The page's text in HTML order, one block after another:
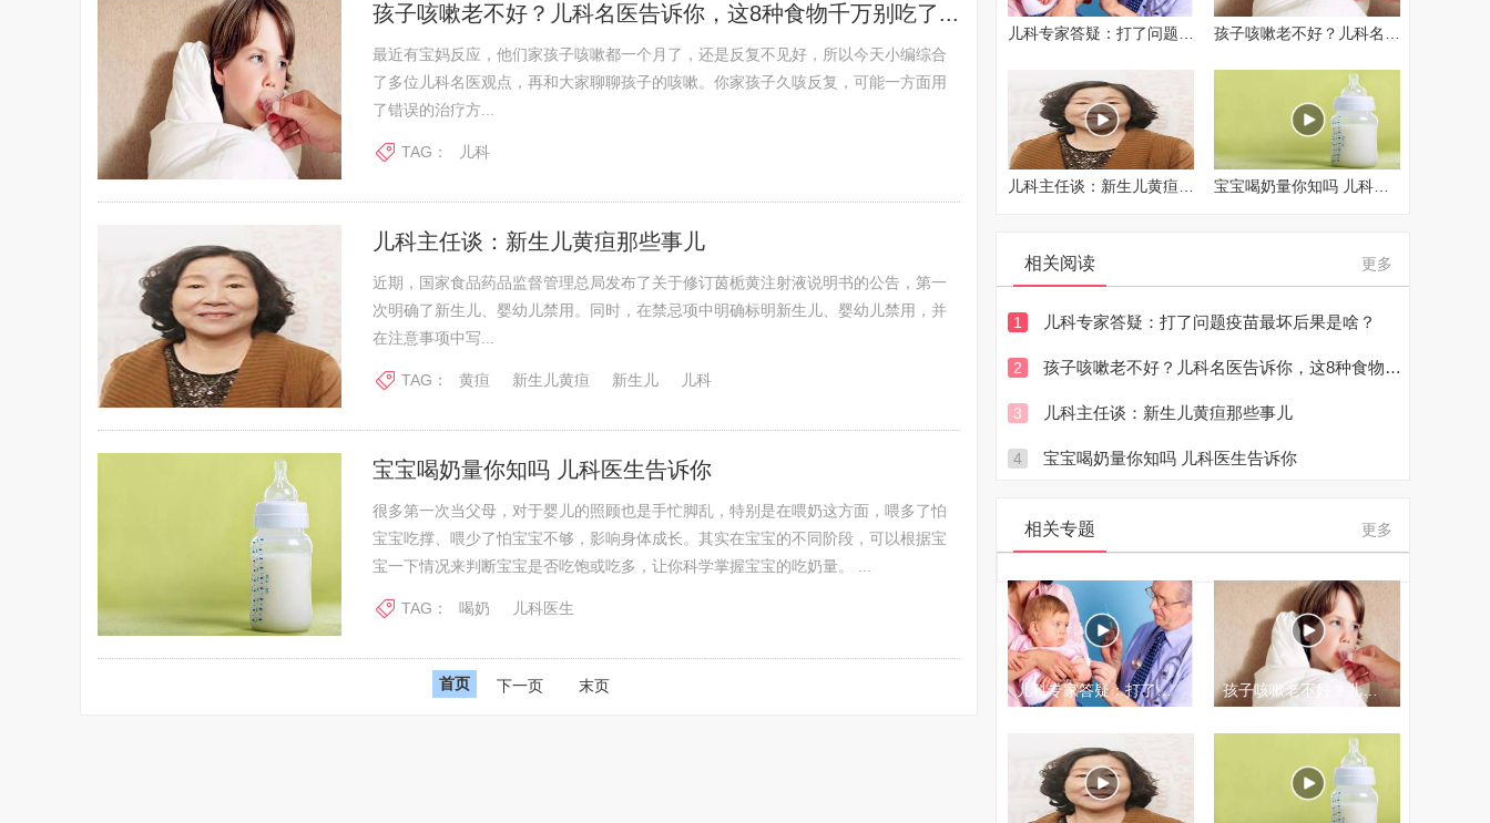
孩子咳嗽老不好？儿科名医告诉你，这8种食物千万别吃了...
最近有宝妈反应，他们家孩子咳嗽都一个月了，还是反复不见好，所以今天小编综合
了多位儿科名医观点，再和大家聊聊孩子的咳嗽。你家孩子久咳反复，可能一方面用
了错误的治疗方...
TAG： 儿科
儿科主任谈：新生儿黄疸那些事儿
近期，国家食品药品监督管理总局发布了关于修订茵栀黄注射液说明书的公告，第一
次明确了新生儿、婴幼儿禁用。同时，在禁忌项中明确标明新生儿、婴幼儿禁用，并
在注意事项中写...
TAG： 黄疸 新生儿黄疸 新生儿 儿科
宝宝喝奶量你知吗 儿科医生告诉你
很多第一次当父母，对于婴儿的照顾也是手忙脚乱，特别是在喂奶这方面，喂多了怕
宝宝吃撑、喂少了怕宝宝不够，影响身体成长。其实在宝宝的不同阶段，可以根据宝
宝一下情况来判断宝宝是否吃饱或吃多，让你科学掌握宝宝的吃奶量。 ...
TAG： 喝奶 儿科医生
首页 下一页 末页
更多
相关阅读
儿科专家答疑：打了问题疫苗最坏后果是啥？
1
孩子咳嗽老不好？儿科名医告诉你，这8种食物千万别吃了...
2
儿科主任谈：新生儿黄疸那些事儿
3
宝宝喝奶量你知吗 儿科医生告诉你
4
更多
相关专题
儿科专家答疑：打了问题疫苗最坏后果是啥？ 孩子咳嗽老不好？儿科名医告诉你，这8种食物千万别吃了...